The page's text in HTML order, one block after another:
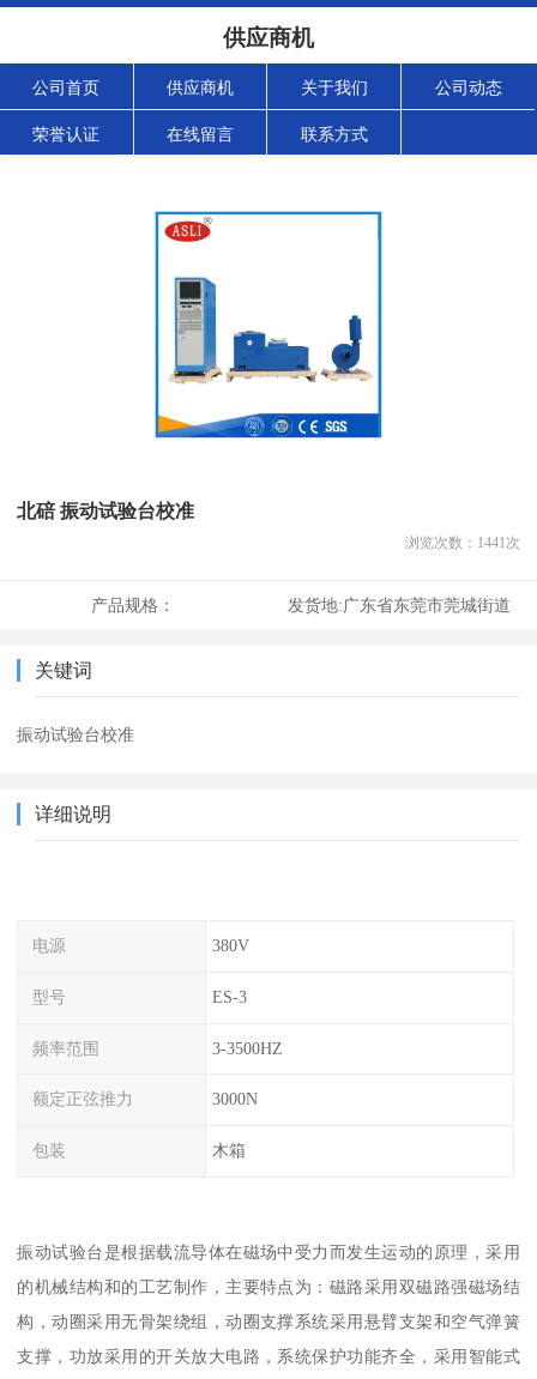
供应商机
公司首页 供应商机 关于我们 公司动态
荣誉认证 在线留言 联系方式
北碚 振动试验台校准
浏览次数： 1441次
产品规格： 发货地:广东省东莞市莞城街道
关键词
振动试验台校准
详细说明
电源 380V
型号 ES-3
频率范围 3-3500HZ
额定正弦推力 3000N
包装 木箱
振动试验台是根据载流导体在磁场中受力而发生运动的原理，采用
的机械结构和的工艺制作，主要特点为：磁路采用双磁路强磁场结
构，动圈采用无骨架绕组，动圈支撑系统采用悬臂支架和空气弹簧
支撑，功放采用的开关放大电路，系统保护功能齐全，采用智能式